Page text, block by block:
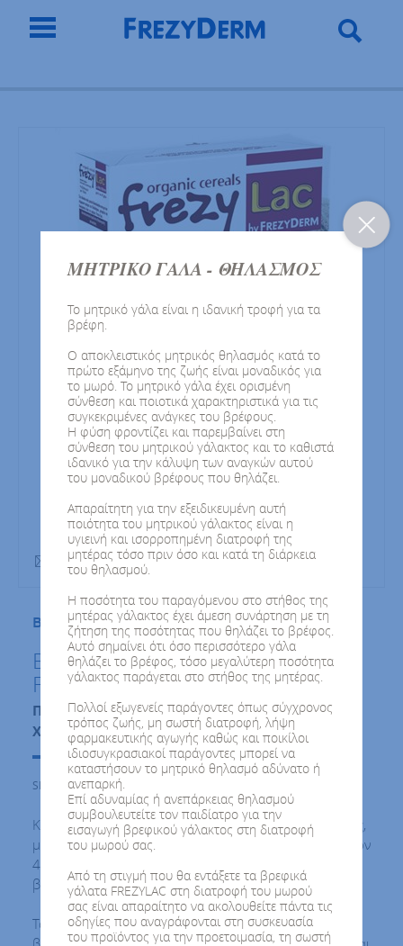
ΜΗΤΡΙΚΟ ΓΑΛΑ - ΘΗΛΑΣΜΟΣ
Το μητρικό γάλα είναι η ιδανική τροφή για τα
βρέφη.
Ο αποκλειστικός μητρικός θηλασμός κατά το
πρώτο εξάμηνο της ζωής είναι μοναδικός για
το μωρό. Το μητρικό γάλα έχει ορισμένη
σύνθεση και ποιοτικά χαρακτηριστικά για τις
συγκεκριμένες ανάγκες του βρέφους.
Η φύση φροντίζει και παρεμβαίνει στη
σύνθεση του μητρικού γάλακτος και το καθιστά
ιδανικό για την κάλυψη των αναγκών αυτού
του μοναδικού βρέφους που θηλάζει.
Απαραίτητη για την εξειδικευμένη αυτή
ποιότητα του μητρικού γάλακτος είναι η
υγιεινή και ισορροπημένη διατροφή της
μητέρας τόσο πριν όσο και κατά τη διάρκεια
του θηλασμού.
Η ποσότητα του παραγόμενου στο στήθος της
μητέρας γάλακτος έχει άμεση συνάρτηση με τη
ζήτηση της ποσότητας που θηλάζει το βρέφος.
Αυτό σημαίνει ότι όσο περισσότερο γάλα
θηλάζει το βρέφος, τόσο μεγαλύτερη ποσότητα
γάλακτος παράγεται στο στήθος της μητέρας.
Πολλοί εξωγενείς παράγοντες όπως σύγχρονος
τρόπος ζωής, μη σωστή διατροφή, λήψη
φαρμακευτικής αγωγής καθώς και ποικίλοι
ιδιοσυγκρασιακοί παράγοντες μπορεί να
καταστήσουν το μητρικό θηλασμό αδύνατο ή
ανεπαρκή.
Επί αδυναμίας ή ανεπάρκειας θηλασμού
συμβουλευτείτε τον παιδίατρο για την
εισαγωγή βρεφικού γάλακτος στη διατροφή
του μωρού σας.
Από τη στιγμή που θα εντάξετε τα βρεφικά
γάλατα FREZYLAC στη διατροφή του μωρού
σας είναι απαραίτητο να ακολουθείτε πάντα τις
οδηγίες που αναγράφονται στη συσκευασία
του προϊόντος για την προετοιμασία, τη σωστή
200gr
Βιολογικές Βρεφικές Κρέμες FREZYLAC
Βιολογική Βρεφική Κρέμα
FREZYLAC Ρυζάλευρο με Γάλα
Περιέχει βιολογικό γάλα
Χωρίς γλουτένη
SKU : 500204
Κρέμα ρυζάλευρου από ρύζι βιολογικής καλλιέργειας,
με βιολογικό γάλα και καλλιέργειες για βρέφη μετά τον
4ο μήνα. Εμπλουτισμένο με όλες τις απαραίτητες
βιταμίνες και ιχνοστοιχεία.
Το βιολογικό γάλα παρέχει πρωτεΐνες υψηλής